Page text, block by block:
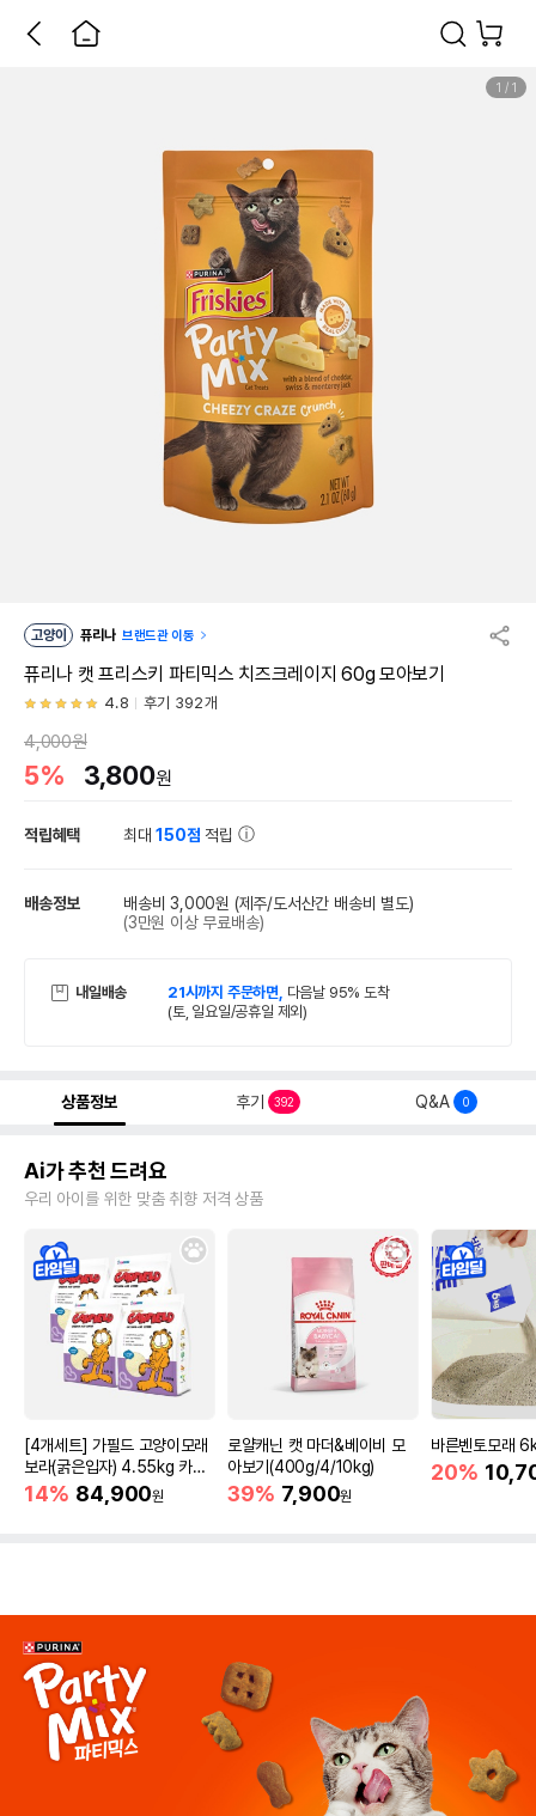
1 / 1
고양이 퓨리나 브랜드관 이동
퓨리나 캣 프리스키 파티믹스 치즈크레이지 60g 모아보기
4.8 후기 392개
4,000원
5% 3,800원
적립혜택 최대150점 적립
배송정보 배송비 3,000원 (제주/도서산간 배송비 별도)
(3만원 이상 무료배송)
내일배송 21시까지 주문하면, 다음날 95% 도착
(토, 일요일/공휴일 제외)
상품정보 후기 392 Q&A 0
Ai가 추천 드려요
우리 아이를 위한 맞춤 취향 저격 상품
[4개세트] 가필드 고양이모래
보라(굵은입자) 4.55kg 카사
바모래
14% 84,900원
로얄캐닌 캣 마더&베이비 모
아보기(400g/4/10kg)
39% 7,900원
바른벤토모래
20%